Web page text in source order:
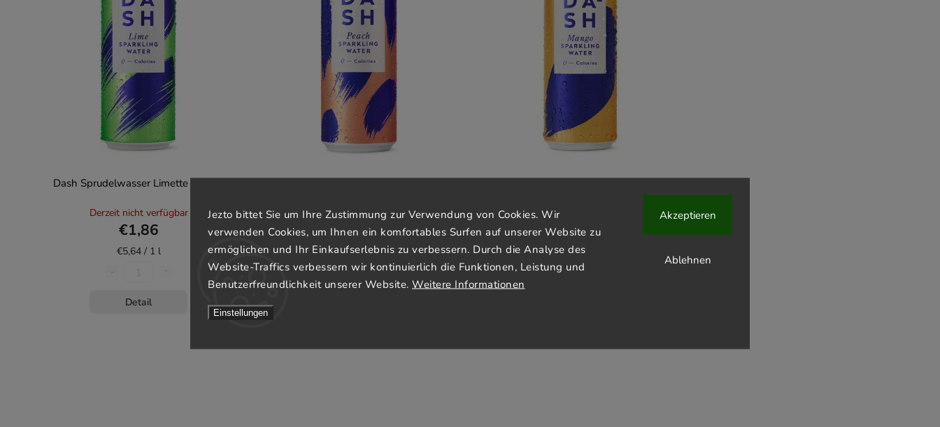
Jezto bittet Sie um Ihre Zustimmung zur Verwendung von Cookies. Wir
verwenden Cookies, um Ihnen ein komfortables Surfen auf unserer Website zu
ermöglichen und Ihr Einkaufserlebnis zu verbessern. Durch die Analyse des
Website-Traffics verbessern wir kontinuierlich die Funktionen, Leistung und
Benutzerfreundlichkeit unserer Website. Weitere Informationen
Einstellungen
Ablehnen
Akzeptieren
Dash Sprudelwasser Limette 330 ml
Derzeit nicht verfügbar
€1,86
€5,64 / 1 l
Detail
Derzeit nicht verfügbar
€1,86
€5,64 / 1 l
Derzeit nicht verfügbar
€1,86
€5,64 / 1 l